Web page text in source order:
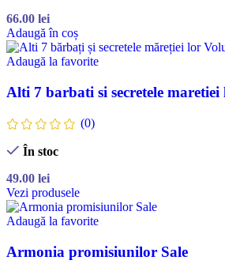
66.00 lei
Adaugă în coș
Adaugă la favorite
Alti 7 barbati si secretele
(0)
În stoc
49.00 lei
Vezi produsele
Adaugă la favorite
Armonia promisiunilor Sale